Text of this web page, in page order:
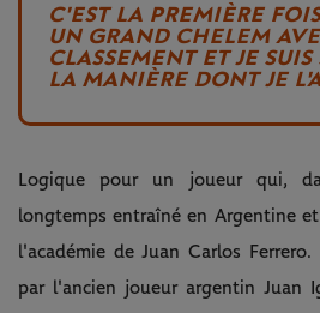
C'EST LA PREMIÈRE
UN GRAND CHELEM
CLASSEMENT ET JE
LA MANIÈRE DONT JE
Logique pour un joueur qui,
longtemps entraîné en Argentine
l'académie de Juan Carlos
par l'ancien joueur argentin Juan